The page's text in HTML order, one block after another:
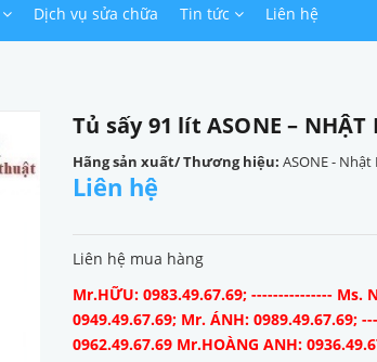
Dịch vụ sửa chữa Tin tức Liên hệ
Tủ sấy 91 lít ASONE – NHẬT
Hãng sản xuất/ Thương hiệu:ASONE - Nhật
Liên hệ
Liên hệ mua hàng
Mr.HỮU: 0983.49.67.69; --------------- Ms.
0949.49.67.69; Mr. ÁNH: 0989.49.67.69;
0962.49.67.69 Mr.HOÀNG ANH: